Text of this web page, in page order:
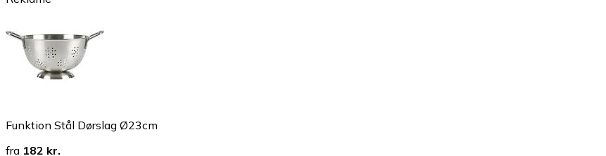
Funktion Stål Dørslag Ø23cm
fra 182 kr.